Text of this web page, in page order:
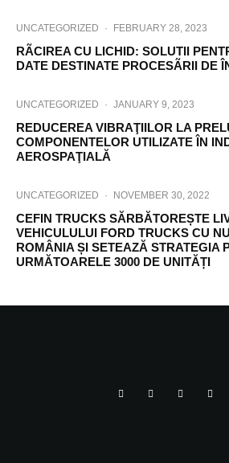
UNCATEGORIZED · FEBRUARY 28, 2023
RÃCIREA CU LICHID: SOLUTII
DATE DESTINATE PROCESÃRII DE
UNCATEGORIZED · JANUARY 9, 2023
REDUCEREA VIBRAŢIILOR LA
COMPONENTELOR UTILIZATE ÎN
AEROSPAŢIALĂ
UNCATEGORIZED · NOVEMBER 30, 2022
CEFIN TRUCKS SĂRBĂTOREȘTE
VEHICULULUI FORD TRUCKS CU
ROMÂNIA ȘI SETEAZĂ STRATEGIA
URMĂTOARELE 3000 DE UNITĂȚI